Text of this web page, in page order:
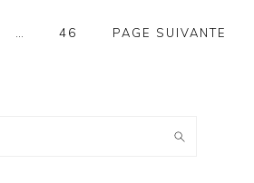
PAGE
46
ALLER
PAGE SUIVANTE